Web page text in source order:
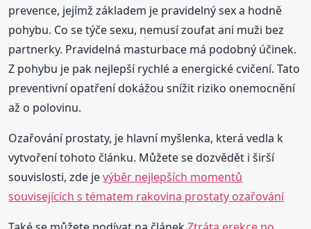
prevence, jejímž základem je pravidelný sex a hodně
pohybu. Co se týče sexu, nemusí zoufat ani muži bez
partnerky. Pravidelná masturbace má podobný účinek.
Z pohybu je pak nejlepší rychlé a energické cvičení. Tato
preventivní opatření dokážou snížit riziko onemocnění
až o polovinu.
Ozařování prostaty, je hlavní myšlenka, která vedla k
vytvoření tohoto článku. Můžete se dozvědět i širší
souvislosti, zde jevýběr nejlepších momentů
souvisejících s tématem rakovina prostaty ozařování